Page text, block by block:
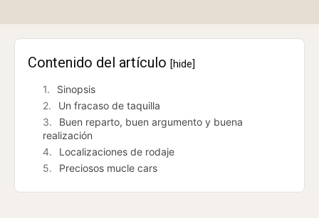
Contenido del artículo [hide]
Sinopsis
Un fracaso de taquilla
Buen reparto, buen argumento y buena
realización
Localizaciones de rodaje
Preciosos mucle cars